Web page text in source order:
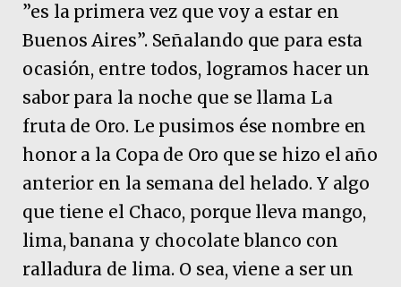
”es la primera vez que voy a estar en
Buenos Aires”. Señalando que para esta
ocasión, entre todos, logramos hacer un
sabor para la noche que se llama La
fruta de Oro. Le pusimos ése nombre en
honor a la Copa de Oro que se hizo el año
anterior en la semana del helado. Y algo
que tiene el Chaco, porque lleva mango,
lima, banana y chocolate blanco con
ralladura de lima. O sea, viene a ser un